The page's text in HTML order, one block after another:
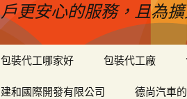
戶更安心的服務，且為
包裝代工哪家好 包裝代工廠
建和國際開發有限公司 德尚汽車